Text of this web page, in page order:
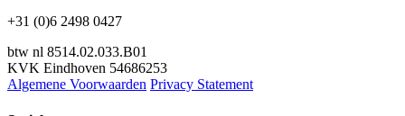
+31 (0)6 2498 0427
btw nl 8514.02.033.B01
KVK Eindhoven 54686253
Algemene Voorwaarden Privacy Statement